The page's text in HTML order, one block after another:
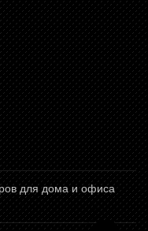
для дома и офиса